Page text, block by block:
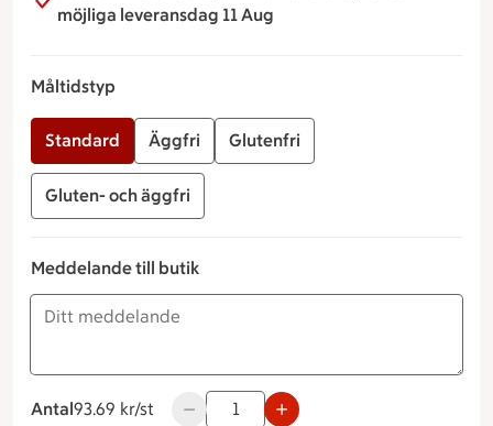
möjliga leveransdag 11 Aug
Måltidstyp
Standard Äggfri Glutenfri
Gluten- och äggfri
Meddelande till butik
Antal
93.69 kronor styck
93.69 kr/st Använd knapparna för att minska